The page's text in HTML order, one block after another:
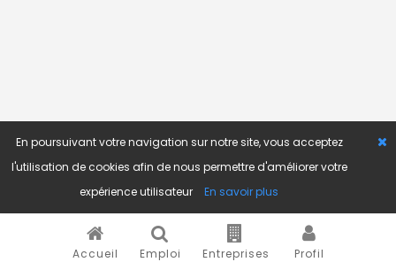
Accueil Emploi Entreprises Profil
En poursuivant votre navigation sur notre site, vous acceptez
l'utilisation de cookies afin de nous permettre d'améliorer votre
expérience utilisateur
En savoir plus